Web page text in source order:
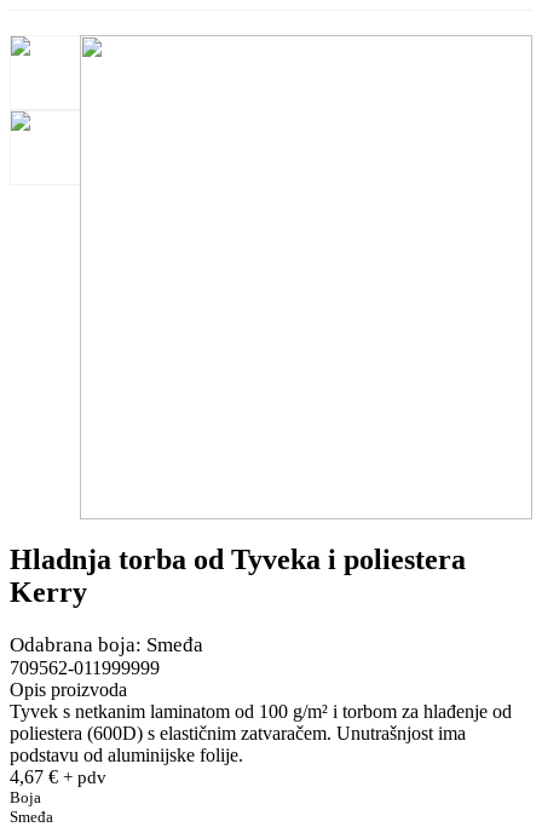
Hladnja torba od Tyveka i poliestera
Kerry
Odabrana boja: Smeđa
709562-011999999
Opis proizvoda
Tyvek s netkanim laminatom od 100 g/m² i torbom za hlađenje od
poliestera (600D) s elastičnim zatvaračem. Unutrašnjost ima
podstavu od aluminijske folije.
4,67 € + pdv
Boja
Smeđa